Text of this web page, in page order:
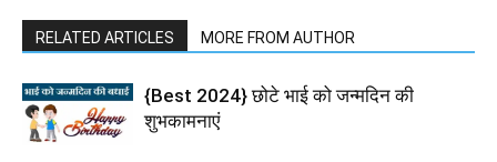
RELATED ARTICLES MORE FROM AUTHOR
{Best 2024} छोटे भाई को जन्मदिन की
शुभकामनाएं